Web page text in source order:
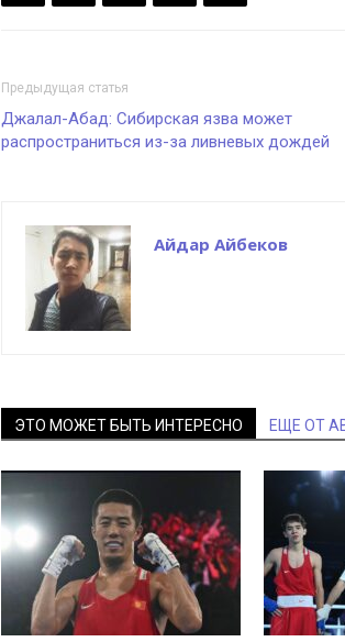
Предыдущая статья
Джалал-Абад: Сибирская язва может
распространиться из-за ливневых дождей
Айдар Айбеков
ЭТО МОЖЕТ БЫТЬ ИНТЕРЕСНО ЕЩЕ ОТ